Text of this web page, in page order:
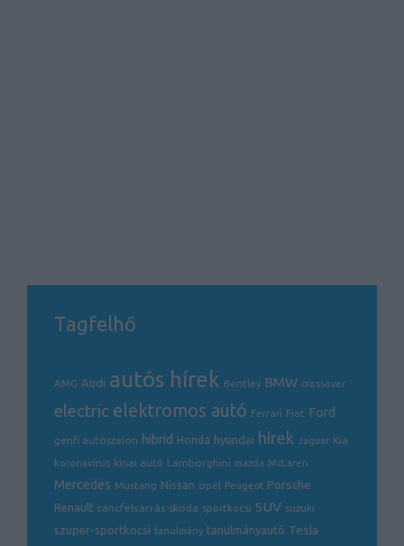
Tagfelhő
AMG Audi autós hírek Bentley BMW crossover
electric elektromos autó Ferrari Fiat Ford
genfi autószalon hibrid Honda hyundai hírek Jaguar Kia
koronavírus kínai autó Lamborghini mazda McLaren
Mercedes Mustang Nissan opel Peugeot Porsche
Renault ráncfelvarrás skoda sportkocsi SUV suzuki
szuper-sportkocsi tanulmány tanulmányautó Tesla